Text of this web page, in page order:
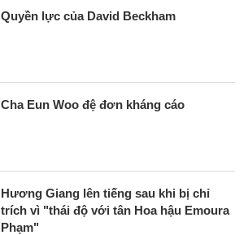
Quyền lực của David Beckham
Cha Eun Woo đệ đơn kháng cáo
Hương Giang lên tiếng sau khi bị chỉ
trích vì "thái độ với tân Hoa hậu Emoura
Phạm"